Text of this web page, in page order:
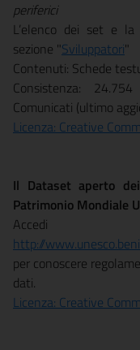
periferici
L’elenco dei set e
sezione "Sviluppatori"
Contenuti: Schede
Consistenza:
Comunicati (ultimo
Licenza: Creative
Il Dataset aperto
Patrimonio Mondiale
http://
per conoscere
dati.
Licenza: Creative